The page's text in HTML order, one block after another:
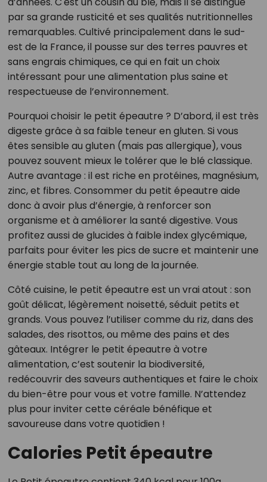
par sa grande rusticité et ses qualités nutritionnelles
remarquables. Cultivé principalement dans le sud-
est de la France, il pousse sur des terres pauvres et
sans engrais chimiques, ce qui en fait un choix
intéressant pour une alimentation plus saine et
respectueuse de l’environnement.
Pourquoi choisir le petit épeautre ? D’abord, il est très
digeste grâce à sa faible teneur en gluten. Si vous
êtes sensible au gluten (mais pas allergique), vous
pouvez souvent mieux le tolérer que le blé classique.
Autre avantage : il est riche en protéines, magnésium,
zinc, et fibres. Consommer du petit épeautre aide
donc à avoir plus d’énergie, à renforcer son
organisme et à améliorer la santé digestive. Vous
profitez aussi de glucides à faible index glycémique,
parfaits pour éviter les pics de sucre et maintenir une
énergie stable tout au long de la journée.
Côté cuisine, le petit épeautre est un vrai atout : son
goût délicat, légèrement noisetté, séduit petits et
grands. Vous pouvez l’utiliser comme du riz, dans des
salades, des risottos, ou même des pains et des
gâteaux. Intégrer le petit épeautre à votre
alimentation, c’est soutenir la biodiversité,
redécouvrir des saveurs authentiques et faire le choix
du bien-être pour vous et votre famille. N’attendez
plus pour inviter cette céréale bénéfique et
savoureuse dans votre quotidien !
Calories Petit épeautre